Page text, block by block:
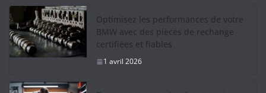
Optimisez les performances de votre
BMW avec des pièces de rechange
certifiées et fiables
1 avril 2026